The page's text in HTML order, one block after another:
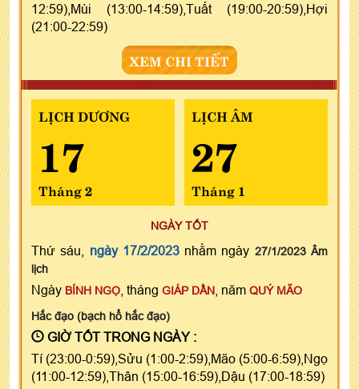
12:59),Mùi (13:00-14:59),Tuất (19:00-20:59),Hợi
(21:00-22:59)
XEM CHI TIẾT
LỊCH DƯƠNG
17
Tháng 2
LỊCH ÂM
27
Tháng 1
NGÀY TỐT
Thứ sáu, ngày 17/2/2023nhằm ngày 27/1/2023 Âm
lịch
Ngày BÍNH NGỌ , tháng GIÁP DẦN , năm QUÝ MÃO
Hắc đạo (bạch hổ hắc đạo)
GIỜ TỐT TRONG NGÀY :
Tí (23:00-0:59),Sửu (1:00-2:59),Mão (5:00-6:59),Ngọ
(11:00-12:59),Thân (15:00-16:59),Dậu (17:00-18:59)